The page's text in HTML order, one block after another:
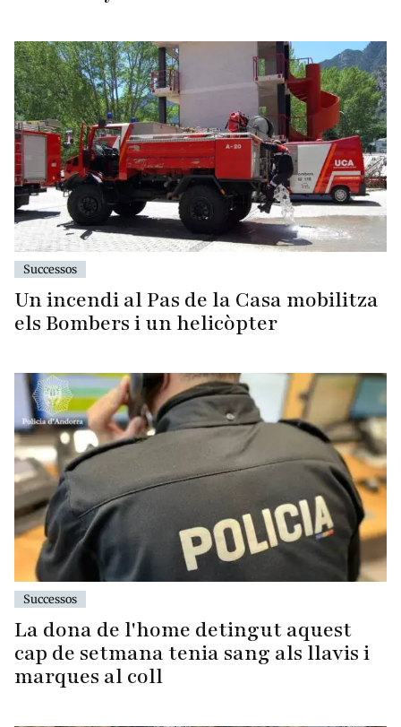
Successos
Un incendi al Pas de la Casa mobilitza
els Bombers i un helicòpter
Successos
La dona de l'home detingut aquest
cap de setmana tenia sang als llavis i
marques al coll